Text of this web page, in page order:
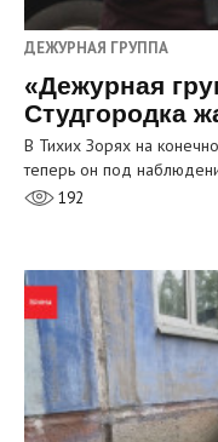
ДЕЖУРНАЯ ГРУППА
«Дежурная
Студгородка
В Тихих Зорях на
теперь он под
192